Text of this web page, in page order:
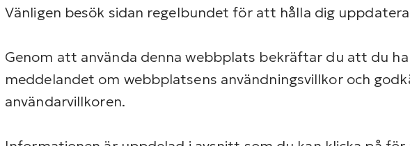
Vänligen besök sidan regelbundet för att hålla dig
Genom att använda denna webbplats bekräftar du att du
meddelandet om webbplatsens användningsvillkor och
användarvillkoren.